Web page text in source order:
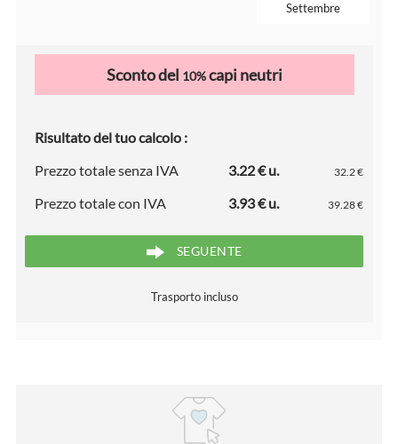
Settembre
Sconto del 10%capi neutri
Risultato del tuo calcolo :
Prezzo totale senza IVA
3.22 € u. 32.2 €
Prezzo totale con IVA 3.93 € u. 39.28 €
SEGUENTE
Trasporto incluso